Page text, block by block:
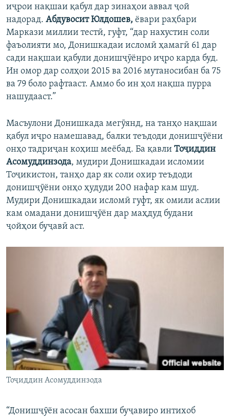
иҷрои нақшаи қабул дар зинаҳои аввал ҷой
надорад. Абдувосит Юлдошев, ёвари раҳбари
Маркази миллии тестӣ, гуфт, “дар нахустин соли
фаъолияти мо, Донишкадаи исломӣ ҳамагӣ 61 дар
сади нақшаи қабули донишҷӯёнро иҷро карда буд.
Ин омор дар солҳои 2015 ва 2016 мутаносибан ба 75
ва 79 боло рафтааст. Аммо бо ин ҳол нақша пурра
нашудааст.”
Масъулони Донишкада мегӯянд, на танҳо нақшаи
қабул иҷро намешавад, балки теъдоди донишҷӯёни
онҳо тадриҷан коҳиш меёбад. Ба қавли Тоҷиддин
Асомуддинзода, мудири Донишкадаи исломии
Тоҷикистон, танҳо дар як соли охир теъдоди
донишҷӯёни онҳо ҳудуди 200 нафар кам шуд.
Мудири Донишкадаи исломӣ гуфт, як омили аслии
кам омадани донишҷӯён дар маҳдуд будани
ҷойҳои буҷавӣ аст.
Тоҷиддин Асомуддинзода
“Донишҷӯён асосан бахши буҷавиро интихоб